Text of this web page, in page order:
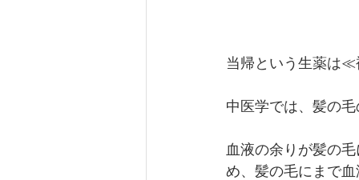
当帰という生薬は
中医学では、髪の
血液の余りが髪の
め、髪の毛にまで